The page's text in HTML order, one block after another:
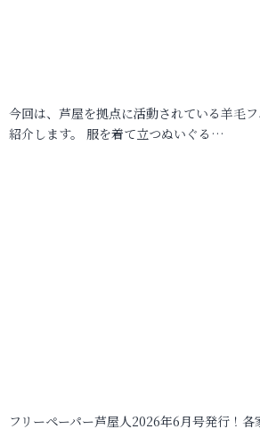
今回は、芦屋を拠点に活動されている羊毛
紹介します。 服を着て立つぬいぐる…
フリーペーパー芦屋人2026年6月号発行！